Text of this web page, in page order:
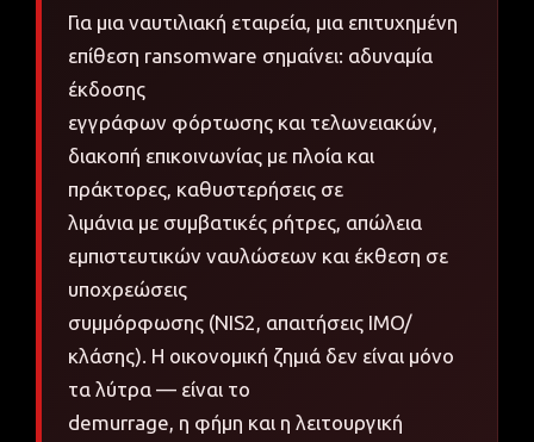
Για μια ναυτιλιακή εταιρεία, μια επιτυχημένη
επίθεση ransomware σημαίνει: αδυναμία
έκδοσης
εγγράφων φόρτωσης και τελωνειακών,
διακοπή επικοινωνίας με πλοία και
πράκτορες, καθυστερήσεις σε
λιμάνια με συμβατικές ρήτρες, απώλεια
εμπιστευτικών ναυλώσεων και έκθεση σε
υποχρεώσεις
συμμόρφωσης (NIS2, απαιτήσεις IMO/
κλάσης). Η οικονομική ζημιά δεν είναι μόνο
τα λύτρα — είναι το
demurrage, η φήμη και η λειτουργική